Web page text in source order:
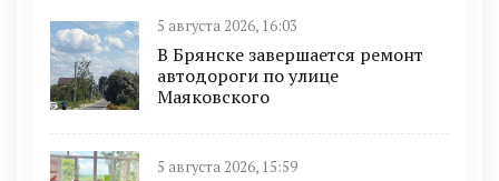
5 августа 2026, 16:03
В Брянске завершается ремонт
автодороги по улице
Маяковского
5 августа 2026, 15:59